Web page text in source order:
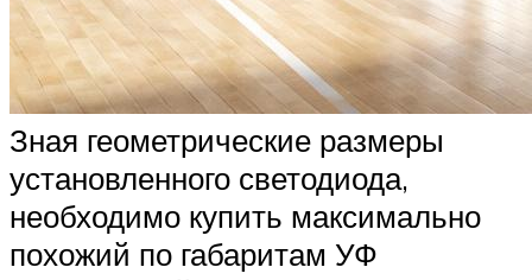
Зная геометрические размеры
установленного светодиода,
необходимо купить максимально
похожий по габаритам УФ